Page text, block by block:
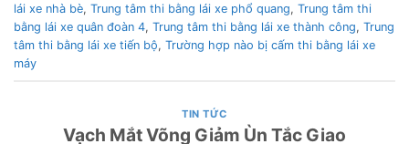
lái xe nhà bè, Trung tâm thi bằng lái xe phổ quang, Trung tâm thi
bằng lái xe quân đoàn 4, Trung tâm thi bằng lái xe thành công, Trung
tâm thi bằng lái xe tiến bộ, Trường hợp nào bị cấm thi bằng lái xe
máy
TIN TỨC
Vạch Mắt Võng Giảm Ùn Tắc Giao